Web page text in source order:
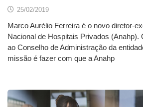
25/02/2019
Marco Aurélio Ferreira é o novo diretor-
Nacional de Hospitais Privados (Anahp).
ao Conselho de Administração da
missão é fazer com que a Anahp